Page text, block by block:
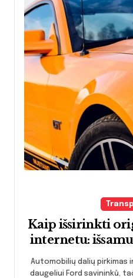
Kaip išsirinkti
internetu:
su praktiniais
vengimo
Automobilių dalių pirkimas internetu tapo kasdienybe
daugeliui Ford savininků,